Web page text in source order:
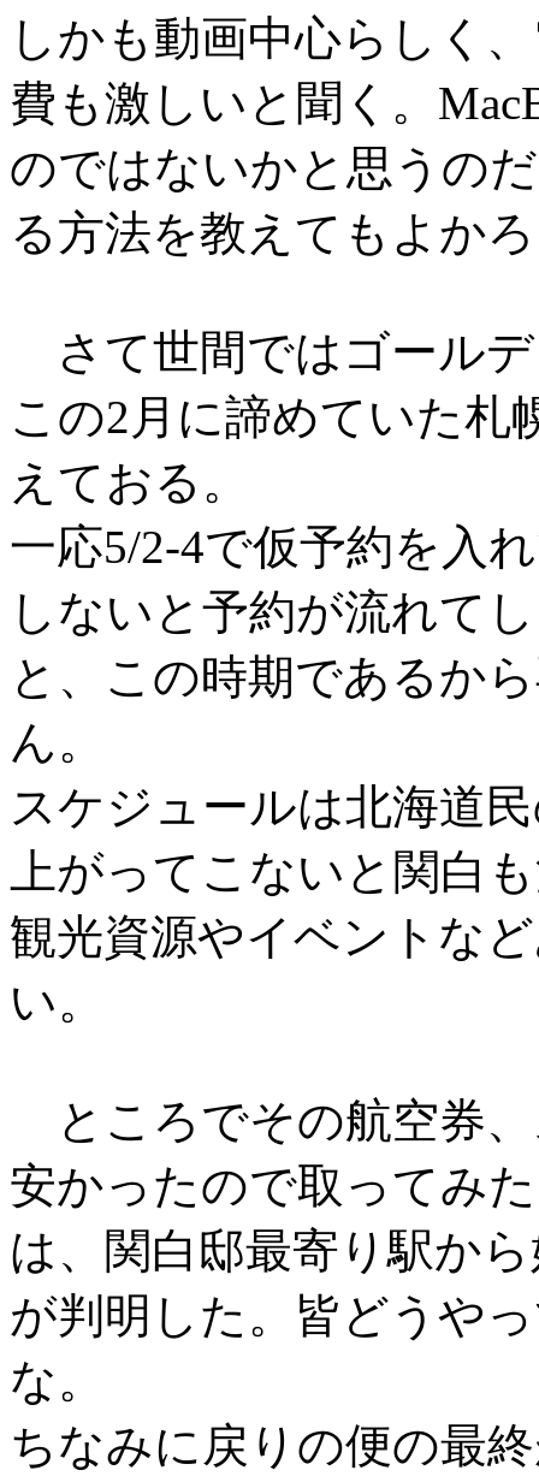
しかも動画中心らしく
費も激しいと聞く。
のではないかと思うの
る方法を教えてもよか
さて世間ではゴール
この2月に諦めていた札
えておる。
一応5/2-4で仮予約を入
しないと予約が流れて
と、この時期であるか
ん。
スケジュールは北海道
上がってこないと関白
観光資源やイベントな
い。
ところでその航空券
安かったので取ってみ
は、関白邸最寄り駅か
が判明した。皆どうや
な。
ちなみに戻りの便の最